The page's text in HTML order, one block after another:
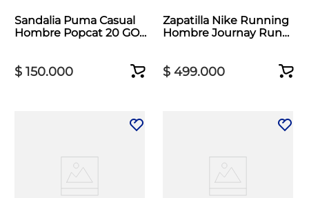
Sandalia Puma Casual
Hombre Popcat 20 GO
$ 150.000
Zapatilla Nike Running
Hombre Journay Run
$ 499.000